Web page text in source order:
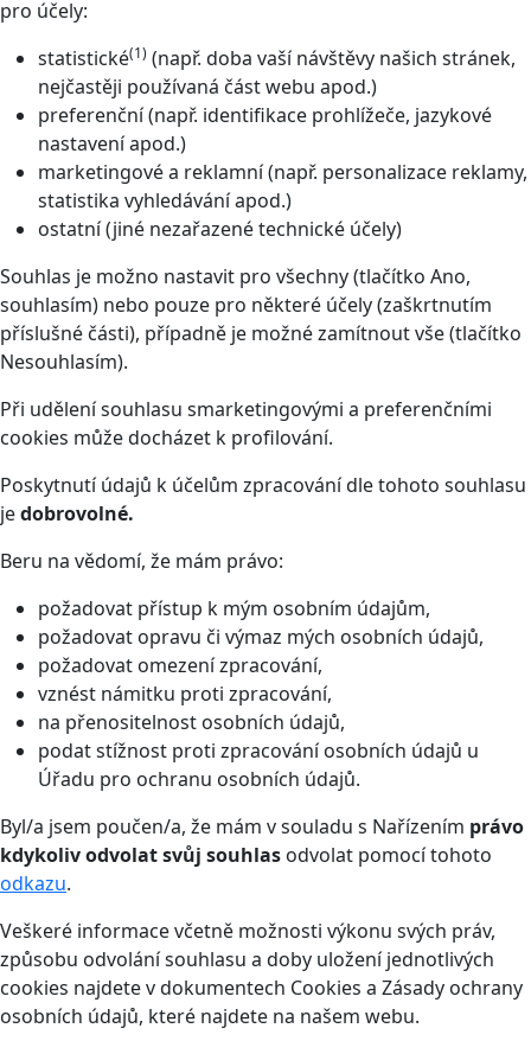
pro účely:
statistické(1) (např. doba vaší návštěvy našich stránek,
nejčastěji používaná část webu apod.)
preferenční (např. identifikace prohlížeče, jazykové
nastavení apod.)
marketingové a reklamní (např. personalizace reklamy,
statistika vyhledávání apod.)
ostatní (jiné nezařazené technické účely)
Souhlas je možno nastavit pro všechny (tlačítko Ano,
souhlasím) nebo pouze pro některé účely (zaškrtnutím
příslušné části), případně je možné zamítnout vše (tlačítko
Nesouhlasím).
Při udělení souhlasu smarketingovými a preferenčními
cookies může docházet k profilování.
Poskytnutí údajů k účelům zpracování dle tohoto souhlasu
jedobrovolné.
Beru na vědomí, že mám právo:
požadovat přístup k mým osobním údajům,
požadovat opravu či výmaz mých osobních údajů,
požadovat omezení zpracování,
vznést námitku proti zpracování,
na přenositelnost osobních údajů,
podat stížnost proti zpracování osobních údajů u
Úřadu pro ochranu osobních údajů.
Byl/a jsem poučen/a, že mám v souladu s Nařízením právo
kdykoliv odvolat svůj souhlas odvolat pomocí tohoto
odkazu.
Veškeré informace včetně možnosti výkonu svých práv,
způsobu odvolání souhlasu a doby uložení jednotlivých
cookies najdete v dokumentech Cookies a Zásady ochrany
osobních údajů, které najdete na našem webu.